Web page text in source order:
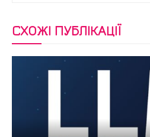
СХОЖІ ПУБЛІКАЦІЇ